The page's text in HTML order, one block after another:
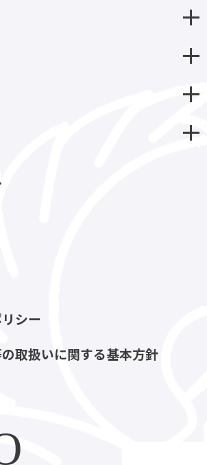
シー
取扱いに関する基本方針